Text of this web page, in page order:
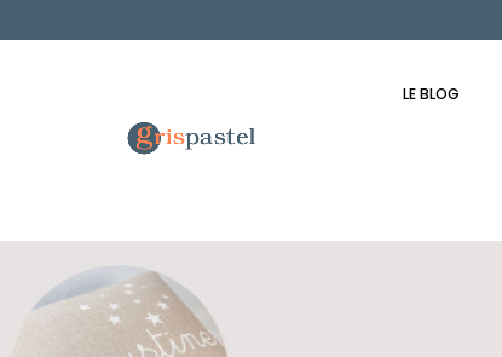
LE BLOG